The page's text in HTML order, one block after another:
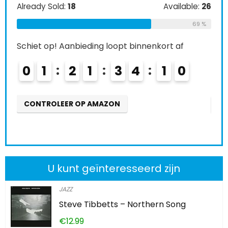
Already Sold: 21 Available:31
68 %
Schiet op! Aanbieding loopt binnenkort af
0 2 2 1 3 4 0
8
9
CONTROLEER OP AMAZON
U kunt geïnteresseerd zijn
JAZZ
Steve Tibbetts – Northern Song
€12.99